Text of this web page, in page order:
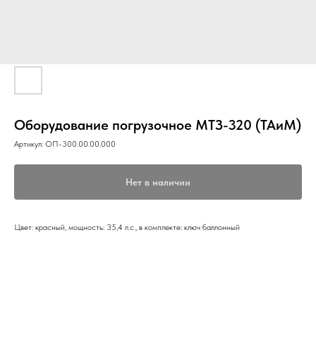
Оборудование погрузочное МТЗ-320 (ТАиМ)
Артикул: ОП-300.00.00.000
Нет в наличии
Цвет: красный, мощность: 35,4 л.с., в комплекте: ключ баллонный